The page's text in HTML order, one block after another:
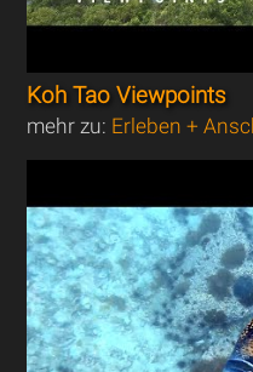
Koh Tao Viewpoints
mehr zu: Erleben +